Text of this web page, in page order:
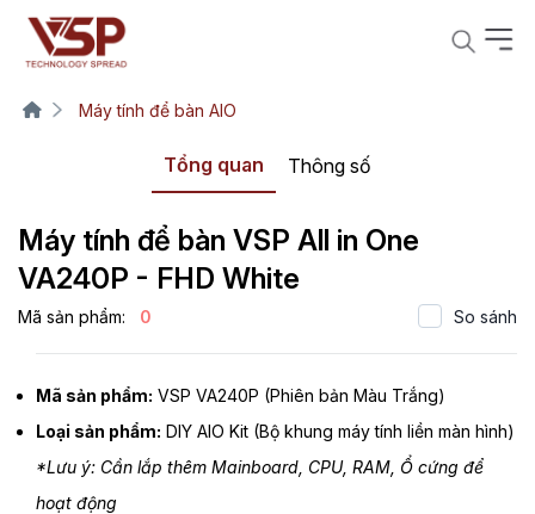
Máy tính để bàn AIO
Tổng quan Thông số
Máy tính để bàn VSP All in One
VA240P - FHD White
Mã sản phẩm: 0 So sánh
Mã sản phẩm: VSP VA240P (Phiên bản Màu Trắng)
Loại sản phẩm: DIY AIO Kit (Bộ khung máy tính liền màn hình)
*Lưu ý: Cần lắp thêm Mainboard, CPU, RAM, Ổ cứng để
hoạt động